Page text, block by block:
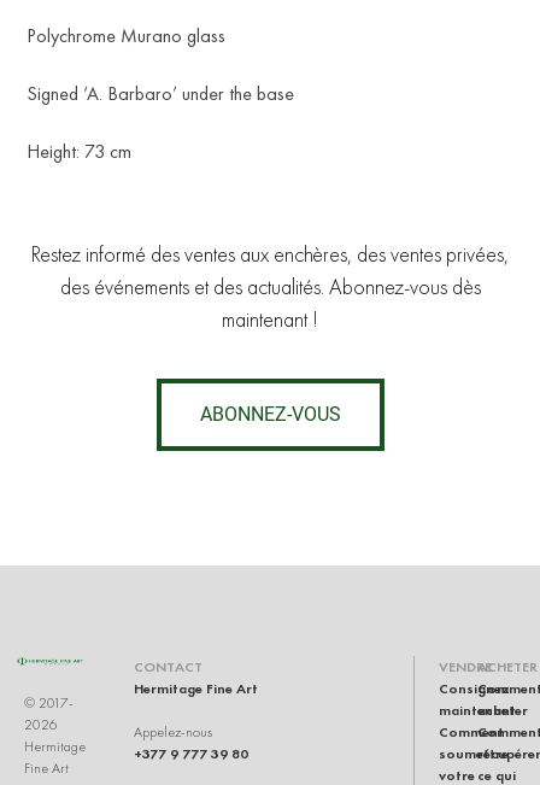
Polychrome Murano glass
Signed ‘A. Barbaro’ under the base
Height: 73 cm
Restez informé des ventes aux enchères, des ventes privées,
des événements et des actualités. Abonnez-vous dès
maintenant !
ABONNEZ-VOUS
© 2017-
2026
Hermitage
Fine Art
CONTACT
Hermitage Fine Art
Appelez-nous
+377 9 777 39 80
VENDRE
Consignez
maintenant
Comment
soumettre
votre
ACHETER
acheter
récupérer
ce qui